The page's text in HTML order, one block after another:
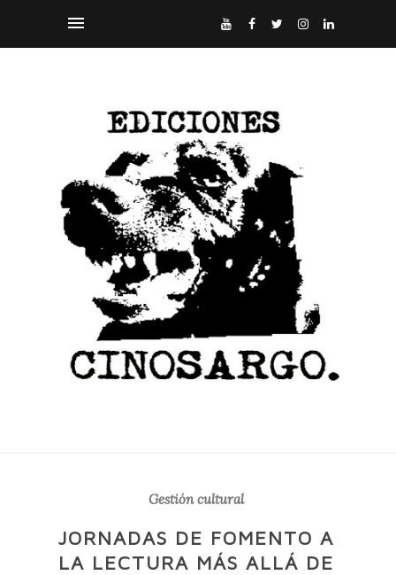
Gestión cultural
JORNADAS DE FOMENTO A
LA LECTURA MÁS ALLÁ DE